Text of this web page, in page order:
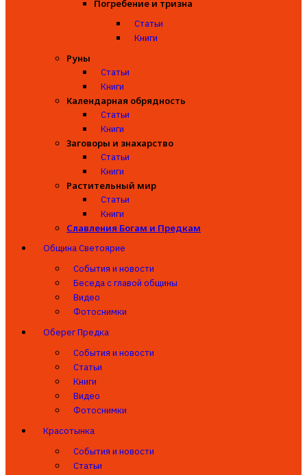
Погребение и тризна
Статьи
Книги
Руны
Статьи
Книги
Календарная обрядность
Статьи
Книги
Заговоры и знахарство
Статьи
Книги
Растительный мир
Статьи
Книги
Славления Богам и Предкам
Община Светоярие
События и новости
Беседа с главой общины
Видео
Фотоснимки
Оберег Предка
События и новости
Статьи
Книги
Видео
Фотоснимки
Красотынка
События и новости
Статьи